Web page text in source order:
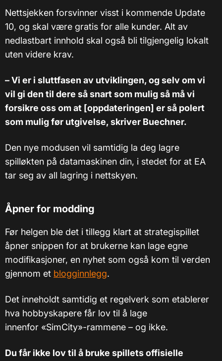
Nettsjekken forsvinner visst i kommende Update
10, og skal være gratis for alle kunder. Alt av
nedlastbart innhold skal også bli tilgjengelig lokalt
uten videre krav.
– Vi er i sluttfasen av utviklingen, og selv om vi
vil gi den til dere så snart som mulig så må vi
forsikre oss om at [oppdateringen] er så polert
som mulig før utgivelse, skriver Buechner.
Den nye modusen vil samtidig la deg lagre
spilløkten på datamaskinen din, i stedet for at EA
tar seg av all lagring i nettskyen.
Åpner for modding
Før helgen ble det i tillegg klart at strategispillet
åpner snippen for at brukerne kan lage egne
modifikasjoner, en nyhet som også kom til verden
gjennom et blogginnlegg.
Det inneholdt samtidig et regelverk som etablerer
hva hobbyskapere får lov til å lage
innenfor «SimCity»-rammene – og ikke.
Du får ikke lov til å bruke spillets offisielle